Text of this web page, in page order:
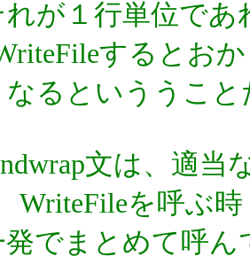
れが１行単位で
するとおか
なるといううこ
文は、適当
WriteFileを呼ぶ時
発でまとめて呼ん